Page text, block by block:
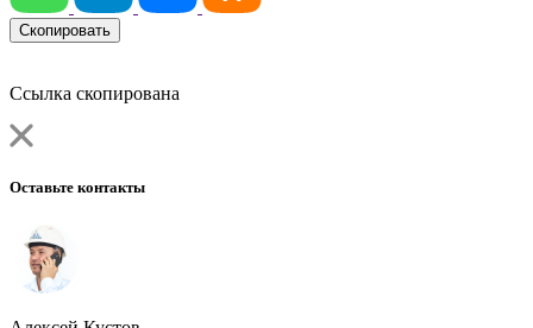
Скопировать
Ссылка скопирована
Оставьте контакты